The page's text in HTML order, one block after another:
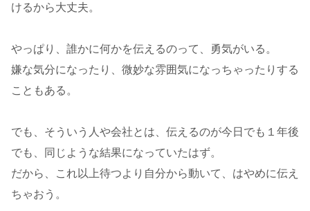
けるから大丈夫。
やっぱり、誰かに何かを伝えるのって、勇気がいる。
嫌な気分になったり、微妙な雰囲気になっちゃったりする
こともある。
でも、そういう人や会社とは、伝えるのが今日でも１年後
でも、同じような結果になっていたはず。
だから、これ以上待つより自分から動いて、はやめに伝え
ちゃおう。